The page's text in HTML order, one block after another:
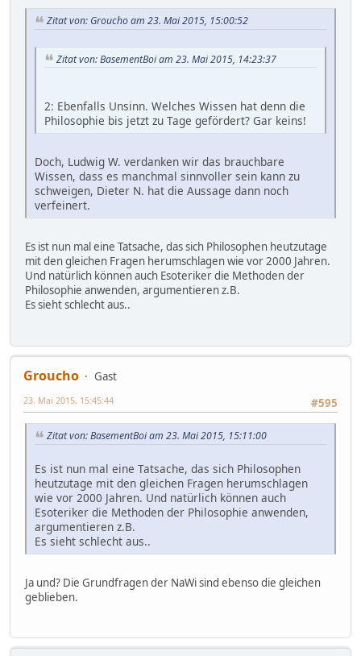
Zitat von: Groucho am 23. Mai 2015, 15:00:52
Zitat von: BasementBoi am 23. Mai 2015, 14:23:37
2: Ebenfalls Unsinn. Welches Wissen hat denn die
Philosophie bis jetzt zu Tage gefördert? Gar keins!
Doch, Ludwig W. verdanken wir das brauchbare
Wissen, dass es manchmal sinnvoller sein kann zu
schweigen, Dieter N. hat die Aussage dann noch
verfeinert.
Es ist nun mal eine Tatsache, das sich Philosophen heutzutage
mit den gleichen Fragen herumschlagen wie vor 2000 Jahren.
Und natürlich können auch Esoteriker die Methoden der
Philosophie anwenden, argumentieren z.B.
Es sieht schlecht aus..
Groucho
Gast
#595
23. Mai 2015, 15:45:44
Zitat von: BasementBoi am 23. Mai 2015, 15:11:00
Es ist nun mal eine Tatsache, das sich Philosophen
heutzutage mit den gleichen Fragen herumschlagen
wie vor 2000 Jahren. Und natürlich können auch
Esoteriker die Methoden der Philosophie anwenden,
argumentieren z.B.
Es sieht schlecht aus..
Ja und? Die Grundfragen der NaWi sind ebenso die gleichen
geblieben.